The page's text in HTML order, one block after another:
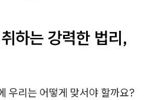
하는 강력한 법리,
우리는 어떻게 맞서야 할까요?